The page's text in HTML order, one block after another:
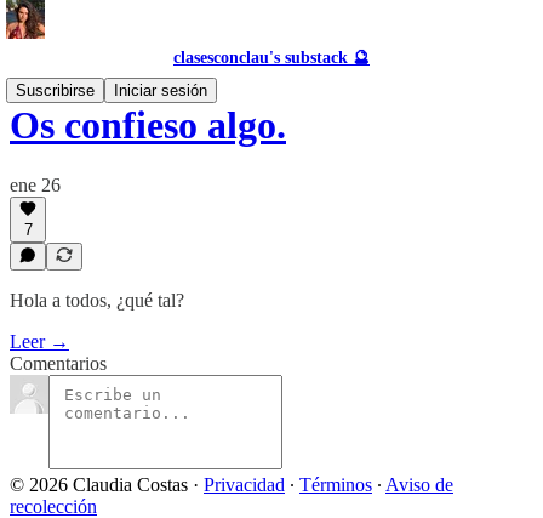
clasesconclau's substack 🔮
Suscribirse
Iniciar sesión
Os confieso algo.
ene 26
7
Hola a todos, ¿qué tal?
Leer →
Comentarios
© 2026 Claudia Costas · Privacidad ∙ Términos ∙ Aviso de
recolección